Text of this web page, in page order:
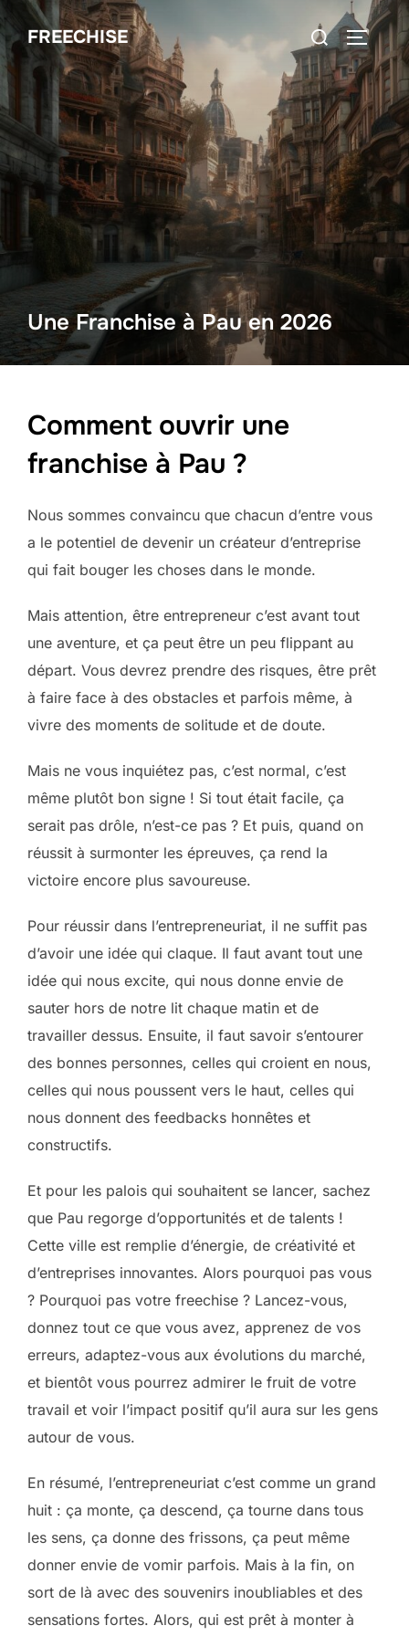
Aller
au
contenu
FREECHISE Rechercher :
Une Franchise à Pau en 2026
Comment ouvrir une
franchise à Pau ?
Nous sommes convaincu que chacun d’entre vous
a le potentiel de devenir un créateur d’entreprise
qui fait bouger les choses dans le monde.
Mais attention, être entrepreneur c’est avant tout
une aventure, et ça peut être un peu flippant au
départ. Vous devrez prendre des risques, être prêt
à faire face à des obstacles et parfois même, à
vivre des moments de solitude et de doute.
Mais ne vous inquiétez pas, c’est normal, c’est
même plutôt bon signe ! Si tout était facile, ça
serait pas drôle, n’est-ce pas ? Et puis, quand on
réussit à surmonter les épreuves, ça rend la
victoire encore plus savoureuse.
Pour réussir dans l’entrepreneuriat, il ne suffit pas
d’avoir une idée qui claque. Il faut avant tout une
idée qui nous excite, qui nous donne envie de
sauter hors de notre lit chaque matin et de
travailler dessus. Ensuite, il faut savoir s’entourer
des bonnes personnes, celles qui croient en nous,
celles qui nous poussent vers le haut, celles qui
nous donnent des feedbacks honnêtes et
constructifs.
Et pour les palois qui souhaitent se lancer, sachez
que Pau regorge d’opportunités et de talents !
Cette ville est remplie d’énergie, de créativité et
d’entreprises innovantes. Alors pourquoi pas vous
? Pourquoi pas votre freechise ? Lancez-vous,
donnez tout ce que vous avez, apprenez de vos
erreurs, adaptez-vous aux évolutions du marché,
et bientôt vous pourrez admirer le fruit de votre
travail et voir l’impact positif qu’il aura sur les gens
autour de vous.
En résumé, l’entrepreneuriat c’est comme un grand
huit : ça monte, ça descend, ça tourne dans tous
les sens, ça donne des frissons, ça peut même
donner envie de vomir parfois. Mais à la fin, on
sort de là avec des souvenirs inoubliables et des
sensations fortes. Alors, qui est prêt à monter à